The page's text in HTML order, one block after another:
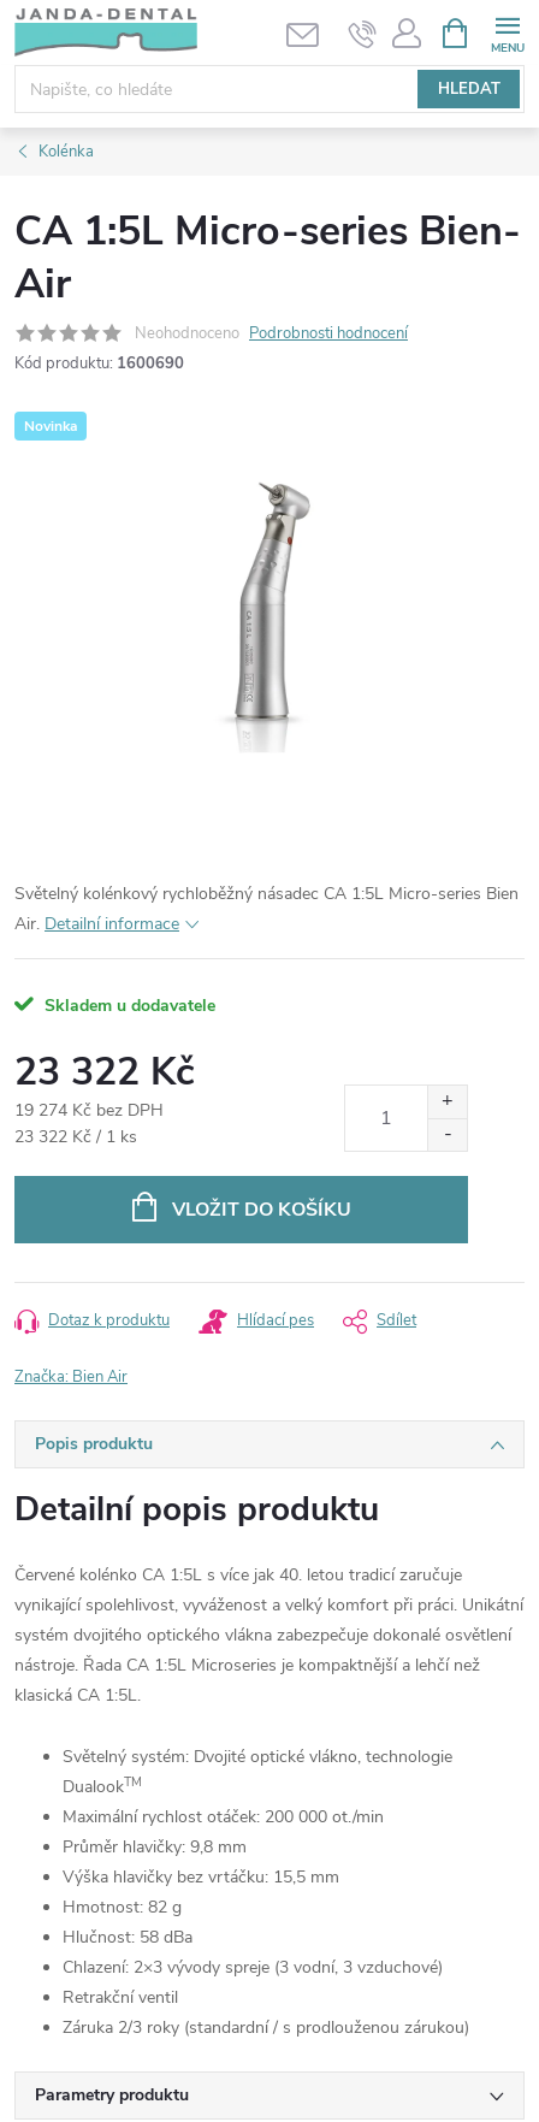
Přejít
obsah
HLEDAT
NÁKUPNÍ
KOŠÍK
Kolénka
CA 1:5L Micro-series Bien-
Air
Neohodnoceno Podrobnosti hodnocení
Kód produktu: 1600690
Novinka
Světelný kolénkový rychloběžný násadec CA 1:5L Micro-series Bien
Air. Detailní informace
Skladem u dodavatele
23 322 Kč
19 274 Kč bez DPH
Měrná
23 322 Kč / 1 ks
VLOŽIT DO KOŠÍKU
Dotaz k produktu Hlídací pes Sdílet
Značka: Bien Air
Popis produktu
Detailní popis produktu
Červené kolénko CA 1:5L s více jak 40. letou tradicí zaručuje
vynikající spolehlivost, vyváženost a velký komfort při práci. Unikátní
systém dvojitého optického vlákna zabezpečuje dokonalé osvětlení
nástroje. Řada CA 1:5L Microseries je kompaktnější a lehčí než
klasická CA 1:5L.
Světelný systém: Dvojité optické vlákno, technologie
DualookTM
Maximální rychlost otáček: 200 000 ot./min
Průměr hlavičky: 9,8 mm
Výška hlavičky bez vrtáčku: 15,5 mm
Hmotnost: 82 g
Hlučnost: 58 dBa
Chlazení: 2×3 vývody spreje (3 vodní, 3 vzduchové)
Retrakční ventil
Záruka 2/3 roky (standardní / s prodlouženou zárukou)
Parametry produktu